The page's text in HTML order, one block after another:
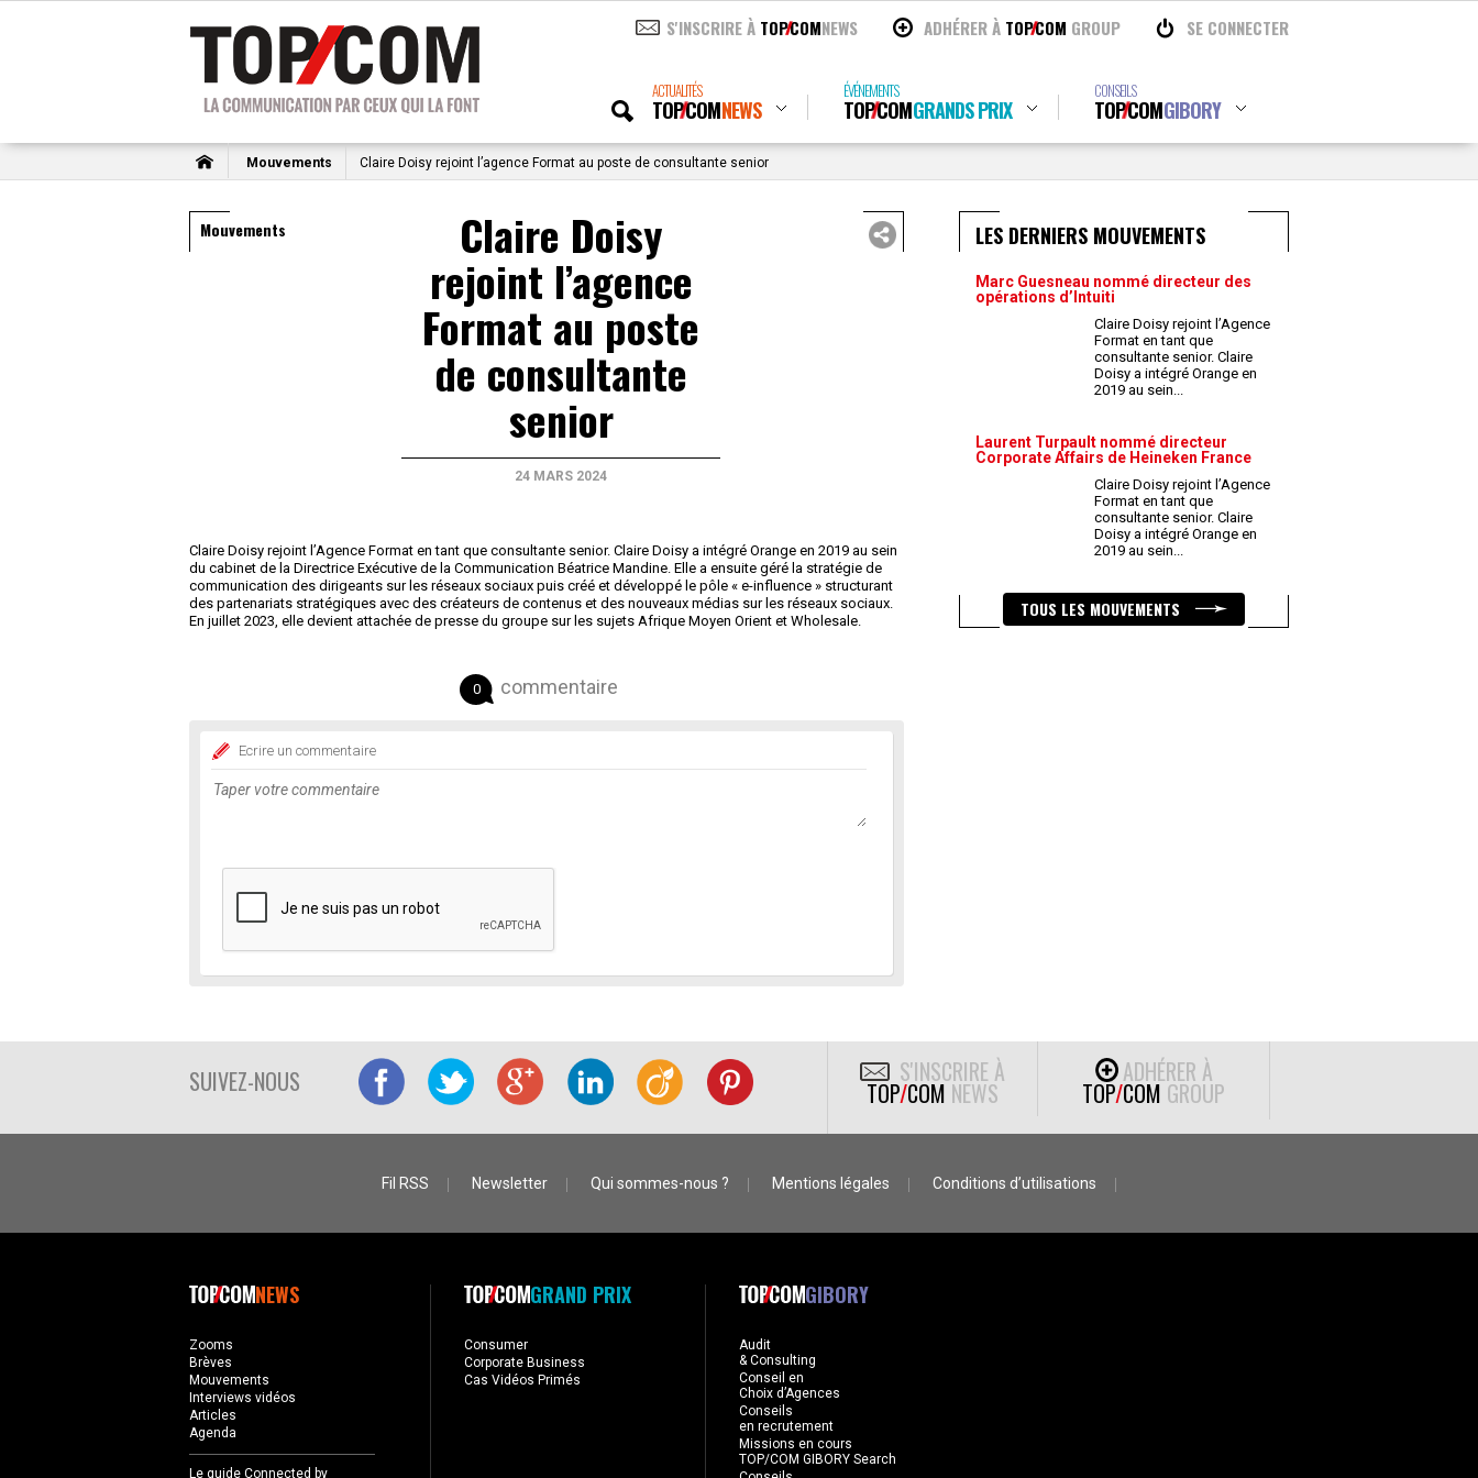
S'INSCRIRE À TOPCOMNEWS ADHÉRER À TOPCOM GROUP SE CONNECTER
ACTUALITÉS
TOPCOMNEWS
ÉVÉNEMENTS
TOPCOMGRANDS PRIX
CONSEILS
TOPCOMGIBORY
Mouvements Claire Doisy rejoint l’agence Format au poste de consultante senior
Mouvements Claire Doisy
rejoint l’agence
Format au poste
de consultante
senior
24 MARS 2024
Claire Doisy rejoint l’Agence Format en tant que consultante senior. Claire Doisy a intégré Orange en 2019 au sein
du cabinet de la Directrice Exécutive de la Communication Béatrice Mandine. Elle a ensuite géré la stratégie de
communication des dirigeants sur les réseaux sociaux puis créé et développé le pôle « e-influence » structurant
des partenariats stratégiques avec des créateurs de contenus et des nouveaux médias sur les réseaux sociaux.
En juillet 2023, elle devient attachée de presse du groupe sur les sujets Afrique Moyen Orient et Wholesale.
0 commentaire
Ecrire un commentaire
LES DERNIERS MOUVEMENTS
Marc Guesneau nommé directeur des
opérations d’Intuiti
Claire Doisy rejoint l’Agence
Format en tant que
consultante senior. Claire
Doisy a intégré Orange en
2019 au sein...
Laurent Turpault nommé directeur
Corporate Affairs de Heineken France
Claire Doisy rejoint l’Agence
Format en tant que
consultante senior. Claire
Doisy a intégré Orange en
2019 au sein...
TOUS LES MOUVEMENTS
SUIVEZ-NOUS S'INSCRIRE À
TOP/COM NEWS
ADHÉRER À
TOP/COM GROUP
Fil RSS Newsletter Qui sommes-nous ? Mentions légales Conditions d’utilisations
NEWS
Zooms
Brèves
Mouvements
Interviews vidéos
Articles
Agenda
Le guide Connected by
GRAND PRIX
Consumer
Corporate Business
Cas Vidéos Primés
GIBORY
Audit
& Consulting
Conseil en
Choix d’Agences
Conseils
en recrutement
Missions en cours
TOP/COM GIBORY Search